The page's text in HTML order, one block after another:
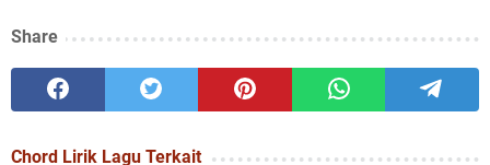
Share
Chord Lirik Lagu Terkait